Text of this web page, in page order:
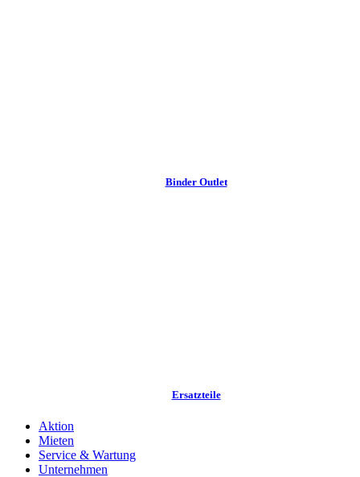
Binder Outlet
Ersatzteile
Aktion
Mieten
Service & Wartung
Unternehmen